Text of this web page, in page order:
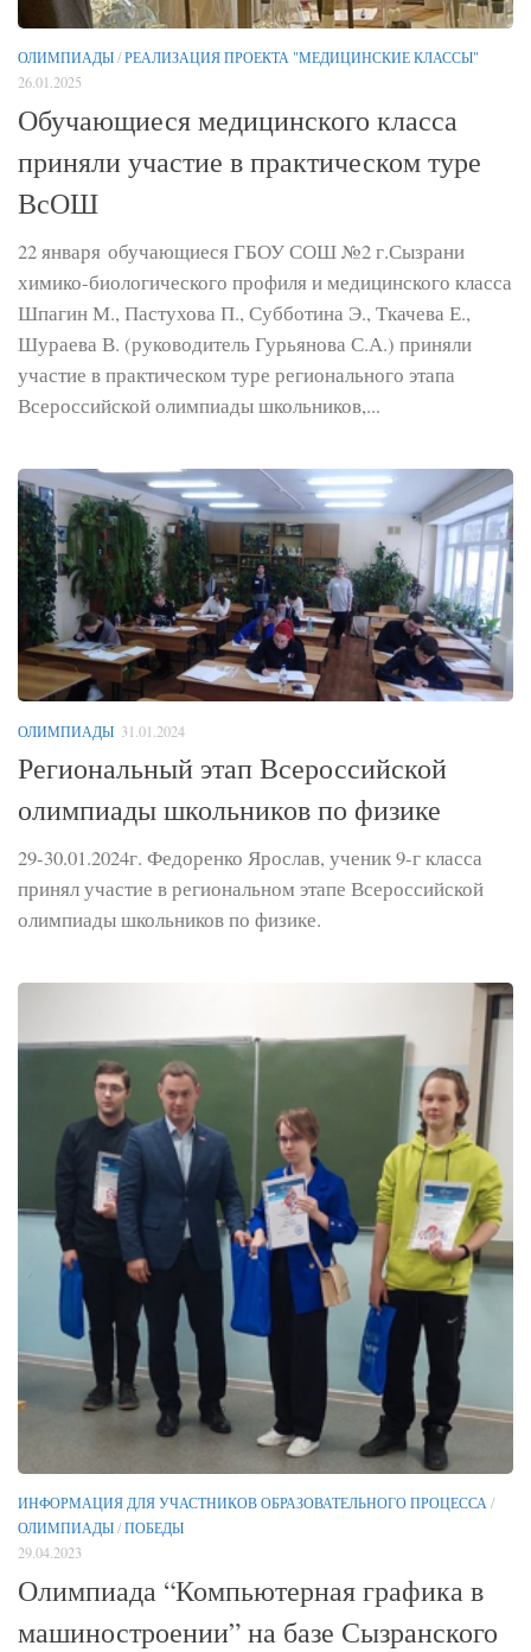
ОЛИМПИАДЫ/РЕАЛИЗАЦИЯ ПРОЕКТА "МЕДИЦИНСКИЕ КЛАССЫ"
26.01.2025
Обучающиеся медицинского класса
приняли участие в практическом туре
ВсОШ
22 января обучающиеся ГБОУ СОШ №2 г.Сызрани
химико-биологического профиля и медицинского класса
Шпагин М., Пастухова П., Субботина Э., Ткачева Е.,
Шураева В. (руководитель Гурьянова С.А.) приняли
участие в практическом туре регионального этапа
Всероссийской олимпиады школьников,...
ОЛИМПИАДЫ 31.01.2024
Региональный этап Всероссийской
олимпиады школьников по физике
29-30.01.2024г. Федоренко Ярослав, ученик 9-г класса
принял участие в региональном этапе Всероссийской
олимпиады школьников по физике.
ИНФОРМАЦИЯ ДЛЯ УЧАСТНИКОВ ОБРАЗОВАТЕЛЬНОГО ПРОЦЕССА /
ОЛИМПИАДЫ/ПОБЕДЫ
29.04.2023
Олимпиада “Компьютерная графика в
машиностроении” на базе Сызранского